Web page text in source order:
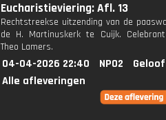
Eucharistieviering: Afl. 13
Rechtstreekse uitzending van de
de H. Martinuskerk te Cuijk.
Theo Lamers.
04-04-2026 22:40 NPO2
Alle afleveringen